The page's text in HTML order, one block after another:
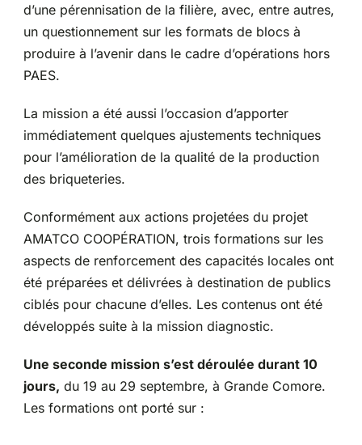
d’une pérennisation de la filière, avec, entre autres,
un questionnement sur les formats de blocs à
produire à l’avenir dans le cadre d’opérations hors
PAES.
La mission a été aussi l’occasion d’apporter
immédiatement quelques ajustements techniques
pour l’amélioration de la qualité de la production
des briqueteries.
Conformément aux actions projetées du projet
AMATCO COOPÉRATION, trois formations sur les
aspects de renforcement des capacités locales ont
été préparées et délivrées à destination de publics
ciblés pour chacune d’elles. Les contenus ont été
développés suite à la mission diagnostic.
Une seconde mission s’est déroulée durant 10
jours, du 19 au 29 septembre, à Grande Comore.
Les formations ont porté sur :